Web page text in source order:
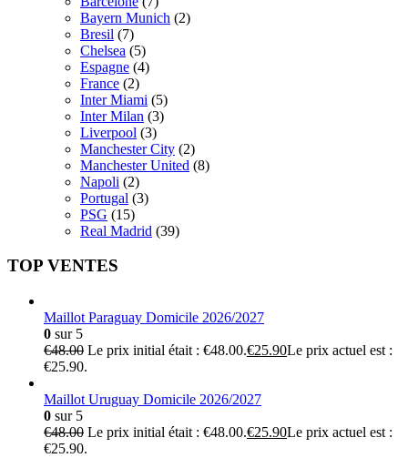
Bayern Munich (2)
Bresil (7)
Chelsea (5)
Espagne (4)
France (2)
Inter Miami (5)
Inter Milan (3)
Liverpool (3)
Manchester City (2)
Manchester United (8)
Napoli (2)
Portugal (3)
PSG (15)
Real Madrid (39)
TOP VENTES
Maillot Paraguay Domicile 2026/2027
0 sur 5
€48.00 Le prix initial était : €48.00.€25.90Le prix actuel est :
€25.90.
Maillot Uruguay Domicile 2026/2027
0 sur 5
€48.00 Le prix initial était : €48.00.€25.90Le prix actuel est :
€25.90.